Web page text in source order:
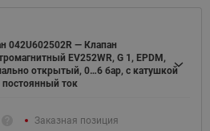
042U602502R — Клапан
EV252WR, G 1, EPDM,
открытый, 0…6 бар, с катушкой
постоянный ток
Заказная позиция